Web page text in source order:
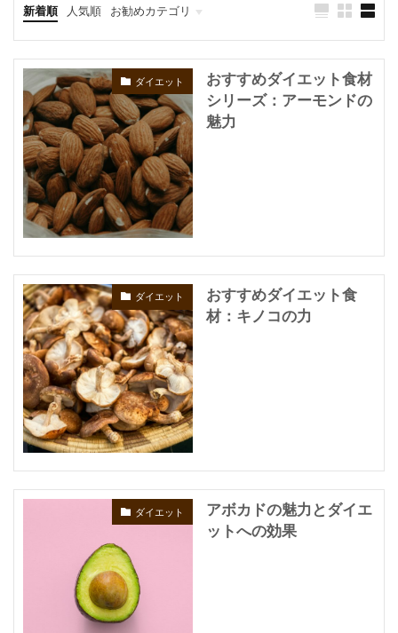
新着順 人気順 お勧めカテゴリ
パーソナルトレーニング・パーソナルジム
ダイエット
トレーニング
よもぎ蒸し
ダイエット
おすすめダイエット食材
シリーズ：アーモンドの
魅力
ダイエット
おすすめダイエット食
材：キノコの力
ダイエット
アボカドの魅力とダイエ
ットへの効果